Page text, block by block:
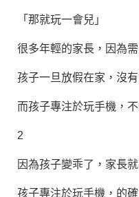
「那就玩一會兒」
很多年輕的家長，因為需
孩子一旦放假在家，沒有
而孩子專注於玩手機，不
2
因為孩子變乖了，家長就
孩子專注於玩手機，的確